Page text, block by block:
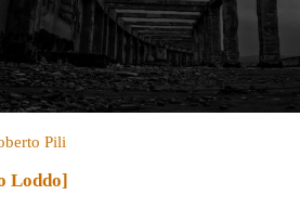
Pili
Loddo]